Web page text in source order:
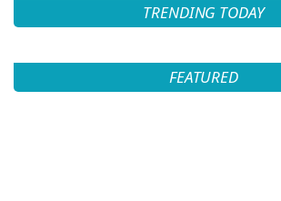
TRENDING TODAY
FEATURED